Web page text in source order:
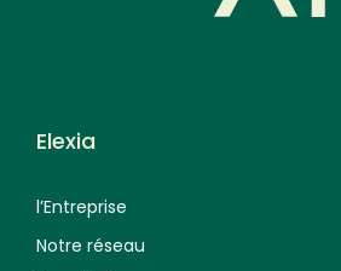
Elexia
l’Entreprise
Notre réseau